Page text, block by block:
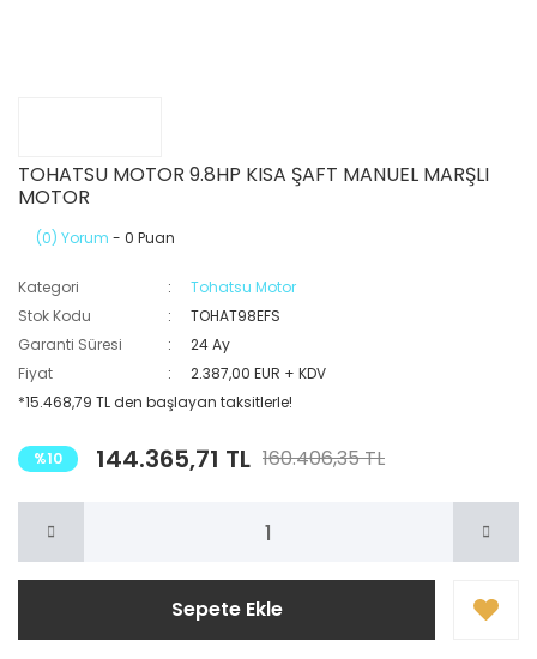
TOHATSU MOTOR 9.8HP KISA ŞAFT MANUEL MARŞLI
MOTOR
(0) Yorum - 0 Puan
Kategori
Tohatsu Motor
Stok Kodu
TOHAT98EFS
Garanti Süresi
24 Ay
Fiyat
2.387,00 EUR + KDV
*15.468,79 TL den başlayan taksitlerle!
%10 144.365,71 TL 160.406,35 TL
Sepete Ekle